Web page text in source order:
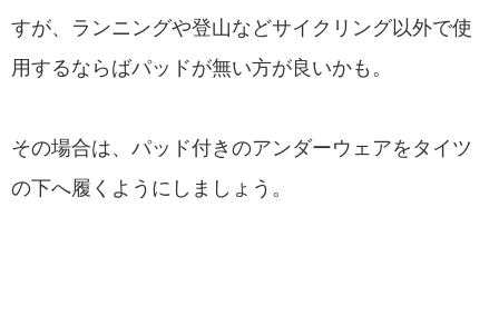
すが、ランニングや登山などサイクリング以外で使
用するならばパッドが無い方が良いかも。
その場合は、パッド付きのアンダーウェアをタイツ
の下へ履くようにしましょう。